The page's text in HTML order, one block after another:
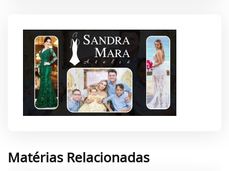
Matérias Relacionadas